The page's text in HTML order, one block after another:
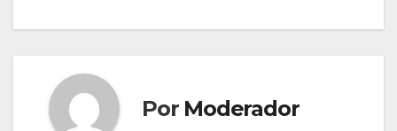
Por Moderador